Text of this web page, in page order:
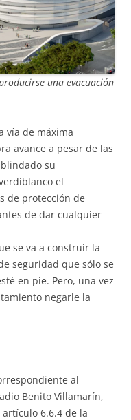
una evacuación
vía de máxima
avance a pesar de las
su
el
de protección de
de dar cualquier
se va a construir la
seguridad que sólo se
en pie. Pero, una vez
negarle la
al
Benito Villamarín,
6.6.4 de la